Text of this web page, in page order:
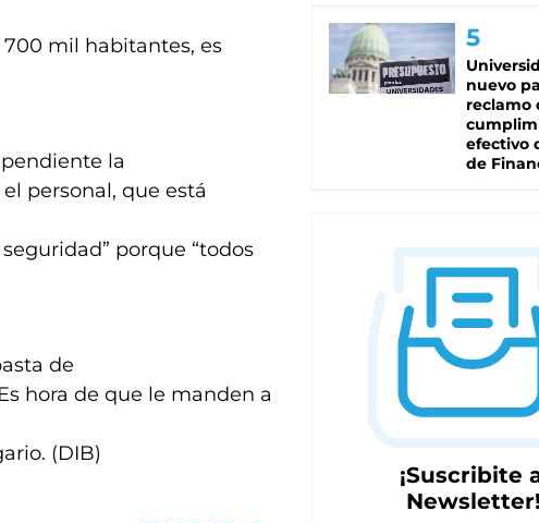
mil habitantes, es
la
personal, que está
porque “todos
de
hora de que le manden a
(DIB)
nuevo
reclamo
efectivo
de
¡Suscribite
Newsletter!